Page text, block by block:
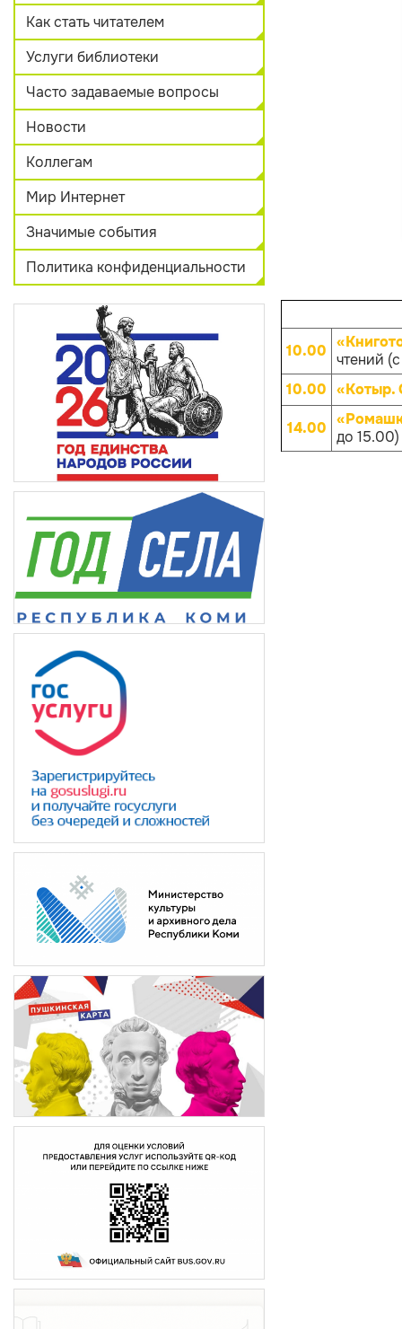
Как стать читателем
Услуги библиотеки
Часто задаваемые вопросы
Новости
Коллегам
Мир Интернет
Значимые события
Политика конфиденциальности
10.00 чтений
10.00 «Котыр.
14.00 до 15.00)